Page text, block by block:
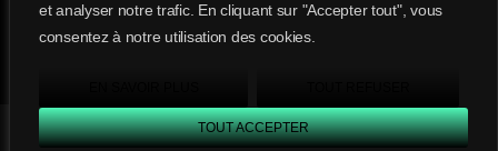
et analyser notre trafic. En cliquant sur "Accepter tout", vous
consentez à notre utilisation des cookies.
TOUT ACCEPTER
play_arrow Divergence FM keyboard_arrow_right
Ici l’Ombre – mardi 28 juillet